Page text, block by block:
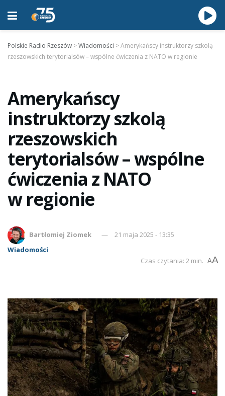
Polskie Radio Rzeszów >Wiadomości >Amerykańscy instruktorzy szkolą
rzeszowskich terytorialsów – wspólne ćwiczenia z NATO w regionie
Amerykańscy
instruktorzy szkolą
rzeszowskich
terytorialsów – wspólne
ćwiczenia z NATO
w regionie
Bartłomiej Ziomek
21 maja 2025 - 13:35
Wiadomości
Czas czytania: 2 min. AA